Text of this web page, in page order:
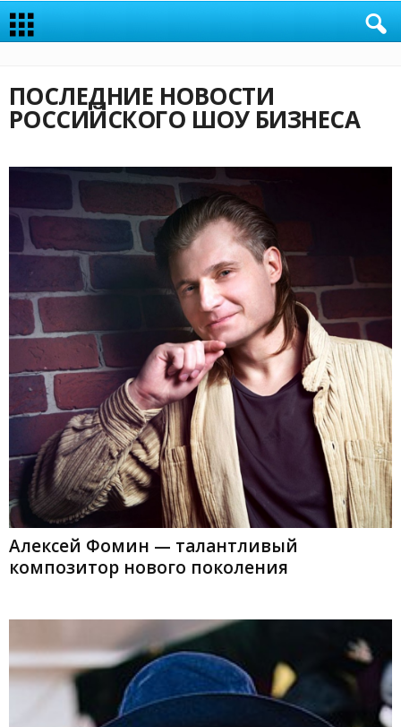
ПОСЛЕДНИЕ НОВОСТИ
РОССИЙСКОГО ШОУ БИЗНЕСА
Алексей Фомин — талантливый
композитор нового поколения